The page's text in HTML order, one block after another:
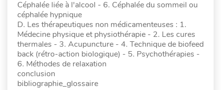
Céphalée liée à l'alcool - 6. Céphalée du sommeil ou
céphalée hypnique
D. Les thérapeutiques non médicamenteuses : 1.
Médecine physique et physiothérapie - 2. Les cures
thermales - 3. Acupuncture - 4. Technique de biofeed
back (rétro-action biologique) - 5. Psychothérapies -
6. Méthodes de relaxation
conclusion
bibliographie_glossaire